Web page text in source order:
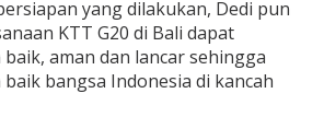
yang dilakukan, Dedi pun
KTT G20 di Bali dapat
aman dan lancar sehingga
baik bangsa Indonesia di kancah